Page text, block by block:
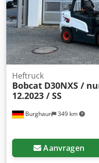
Burghaun 349 km
Heftruck
Bobcat D30NXS /
12.2023 / SS
Aanvragen